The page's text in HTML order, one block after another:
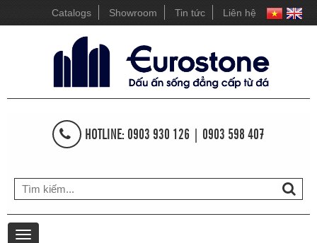
Catalogs Showroom Tin tức Liên hệ
HOTLINE: 0903 930 126 | 0903 598 407
Toggle